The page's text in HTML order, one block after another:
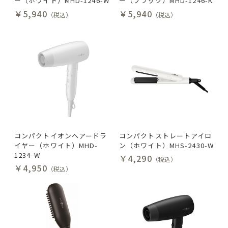
￥5,940 （税込） ￥5,940 （税込）
コンパクトイオンヘアードラ
イヤー（ホワイト）MHD-
1234-W
￥4,950 （税込）
コンパクトストレートアイロ
ン（ホワイト）MHS-2430-W
￥4,290 （税込）